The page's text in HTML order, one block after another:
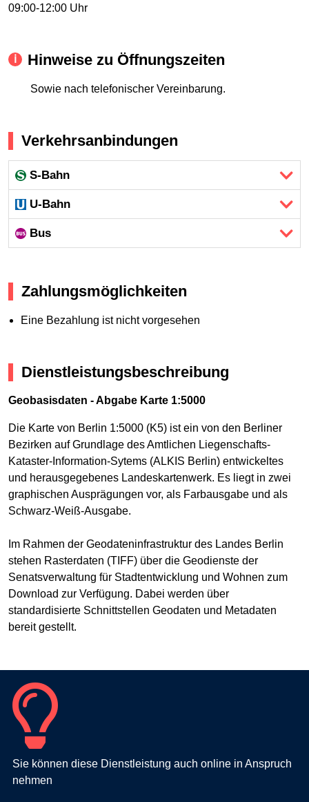
09:00-12:00 Uhr
Hinweise zu Öffnungszeiten
Sowie nach telefonischer Vereinbarung.
Verkehrsanbindungen
S-Bahn
U-Bahn
Bus
Zahlungsmöglichkeiten
Eine Bezahlung ist nicht vorgesehen
Dienstleistungsbeschreibung
Geobasisdaten - Abgabe Karte 1:5000
Die Karte von Berlin 1:5000 (K5) ist ein von den Berliner
Bezirken auf Grundlage des Amtlichen Liegenschafts-
Kataster-Information-Sytems (ALKIS Berlin) entwickeltes
und herausgegebenes Landeskartenwerk. Es liegt in zwei
graphischen Ausprägungen vor, als Farbausgabe und als
Schwarz-Weiß-Ausgabe.
Im Rahmen der Geodateninfrastruktur des Landes Berlin
stehen Rasterdaten (TIFF) über die Geodienste der
Senatsverwaltung für Stadtentwicklung und Wohnen zum
Download zur Verfügung. Dabei werden über
standardisierte Schnittstellen Geodaten und Metadaten
bereit gestellt.
Sie können diese Dienstleistung auch online in Anspruch
nehmen